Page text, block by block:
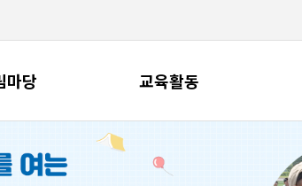
마당 교육활동